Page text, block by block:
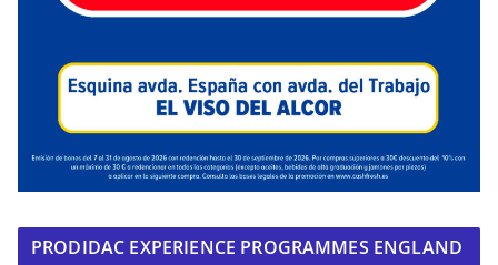
PRODIDAC EXPERIENCE PROGRAMMES ENGLAND